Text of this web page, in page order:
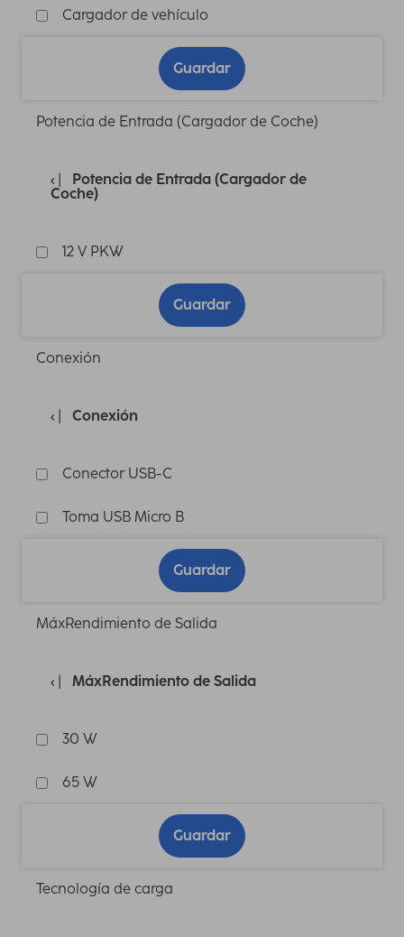
Cargador de vehículo
Guardar
Potencia de Entrada (Cargador de Coche)
Potencia de Entrada (Cargador de
Coche)
12 V PKW
Guardar
Conexión
Conexión
Conector USB-C
Toma USB Micro B
Guardar
MáxRendimiento de Salida
MáxRendimiento de Salida
30 W
65 W
Guardar
Tecnología de carga